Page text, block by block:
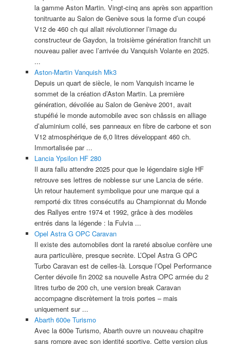
la gamme Aston Martin. Vingt-cinq ans après son apparition
tonitruante au Salon de Genève sous la forme d’un coupé
V12 de 460 ch qui allait révolutionner l’image du
constructeur de Gaydon, la troisième génération franchit un
nouveau palier avec l’arrivée du Vanquish Volante en 2025.
...
Aston-Martin Vanquish Mk3
Depuis un quart de siècle, le nom Vanquish incarne le
sommet de la création d’Aston Martin. La première
génération, dévoilée au Salon de Genève 2001, avait
stupéfié le monde automobile avec son châssis en alliage
d’aluminium collé, ses panneaux en fibre de carbone et son
V12 atmosphérique de 6,0 litres développant 460 ch.
Immortalisée par ...
Lancia Ypsilon HF 280
Il aura fallu attendre 2025 pour que le légendaire sigle HF
retrouve ses lettres de noblesse sur une Lancia de série.
Un retour hautement symbolique pour une marque qui a
remporté dix titres consécutifs au Championnat du Monde
des Rallyes entre 1974 et 1992, grâce à des modèles
entrés dans la légende : la Fulvia ...
Opel Astra G OPC Caravan
Il existe des automobiles dont la rareté absolue confère une
aura particulière, presque secrète. L’Opel Astra G OPC
Turbo Caravan est de celles-là. Lorsque l’Opel Performance
Center dévoile fin 2002 sa nouvelle Astra OPC armée du 2
litres turbo de 200 ch, une version break Caravan
accompagne discrètement la trois portes – mais
uniquement sur ...
Abarth 600e Turismo
Avec la 600e Turismo, Abarth ouvre un nouveau chapitre
sans rompre avec son identité sportive. Cette version plus